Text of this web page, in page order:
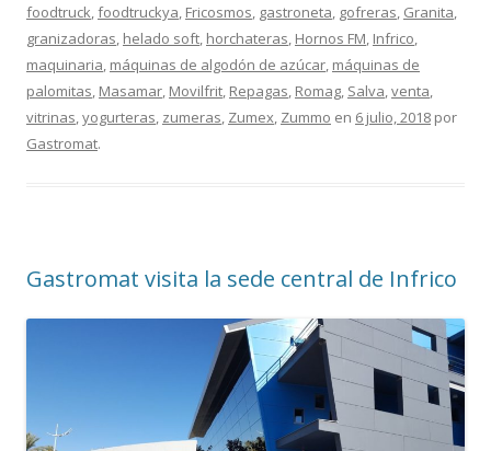
foodtruck,foodtruckya, Fricosmos, gastroneta, gofreras, Granita,
granizadoras, helado soft, horchateras, Hornos FM, Infrico,
maquinaria, máquinas de algodón de azúcar, máquinas de
palomitas, Masamar, Movilfrit, Repagas, Romag, Salva,venta,
vitrinas,yogurteras, zumeras, Zumex, Zummo en 6 julio, 2018 por
Gastromat.
Gastromat visita la sede central de Infrico